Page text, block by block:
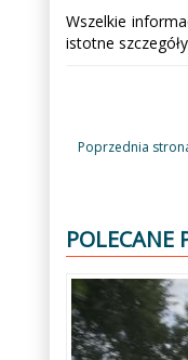
Wszelkie
istotne
Poprzednia
POLECANE